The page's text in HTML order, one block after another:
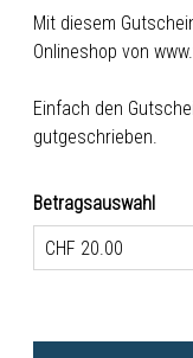
Mit diesem
Onlineshop von
Einfach den
gutgeschrieben.
Betragsauswahl